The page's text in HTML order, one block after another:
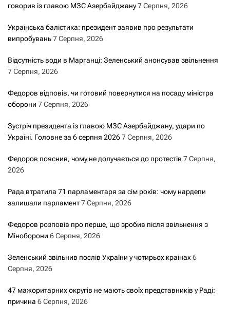
говорив із главою МЗС Азербайджану7 Серпня, 2026
Українська балістика: президент заявив про результати
випробувань7 Серпня, 2026
Відсутність води в Марганці: Зеленський анонсував звільнення
7 Серпня, 2026
Федоров відповів, чи готовий повернутися на посаду міністра
оборони 7 Серпня, 2026
Зустріч президента із главою МЗС Азербайджану, удари по
Україні. Головне за 6 серпня 20267 Серпня, 2026
Федоров пояснив, чому не долучається до протестів 7 Серпня,
2026
Рада втратила 71 парламентаря за сім років: чому нардепи
залишали парламент7 Серпня, 2026
Федоров розповів про перше, що зробив після звільнення з
Міноборони 6 Серпня, 2026
Зеленський звільнив послів України у чотирьох країнах 6
Серпня, 2026
47 мажоритарних округів не мають своїх представників у Раді:
причина 6 Серпня, 2026